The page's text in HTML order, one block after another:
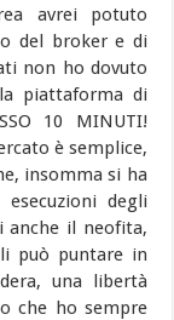
avrei potuto
del broker e di
non ho dovuto
piattaforma di
10 MINUTI!
è semplice,
insomma si ha
degli
anche il neofita,
può puntare in
una libertà
che ho sempre